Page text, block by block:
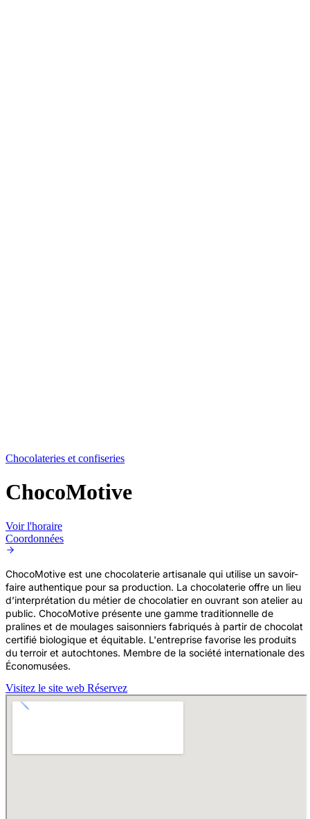
Chocolateries et confiseries
ChocoMotive
Voir l'horaire
Coordonnées
ChocoMotive est une chocolaterie artisanale qui utilise un savoir-
faire authentique pour sa production. La chocolaterie offre un lieu
d’interprétation du métier de chocolatier en ouvrant son atelier au
public. ChocoMotive présente une gamme traditionnelle de
pralines et de moulages saisonniers fabriqués à partir de chocolat
certifié biologique et équitable. L'entreprise favorise les produits
du terroir et autochtones. Membre de la société internationale des
Économusées.
Visitez le site web Réservez